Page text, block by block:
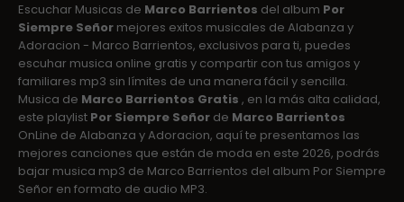
Escuchar Musicas de Marco Barrientos del album Por
Siempre Señor mejores exitos musicales de Alabanza y
Adoracion - Marco Barrientos, exclusivos para ti, puedes
escuhar musica online gratis y compartir con tus amigos y
familiares mp3 sin límites de una manera fácil y sencilla.
Musica de Marco Barrientos Gratis , en la más alta calidad,
este playlist Por Siempre Señor de Marco Barrientos
OnLine de Alabanza y Adoracion, aquí te presentamos las
mejores canciones que están de moda en este 2026, podrás
bajar musica mp3 de Marco Barrientos del album Por Siempre
Señor en formato de audio MP3.